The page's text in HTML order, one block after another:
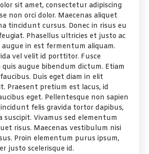
sit amet, consectetur adipiscing
non orci dolor. Maecenas aliquet
tincidunt cursus. Donec in risus eu
Phasellus ultricies et justo ac
augue in est fermentum aliquam.
vel velit id porttitor. Fusce
augue bibendum dictum. Etiam
Duis eget diam in elit
Praesent pretium est lacus, id
eget. Pellentesque non sapien
felis gravida tortor dapibus,
suscipit. Vivamus sed elementum
risus. Maecenas vestibulum nisi
Proin elementum purus ipsum,
justo scelerisque id.